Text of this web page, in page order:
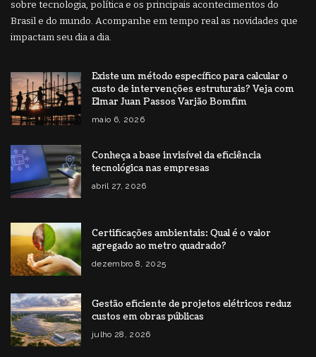
sobre tecnologia, política e os principais acontecimentos do
Brasil e do mundo. Acompanhe em tempo real as novidades que
impactam seu dia a dia.
Existe um método específico para calcular o
custo de intervenções estruturais? Veja com
Elmar Juan Passos Varjão Bomfim
maio 6, 2026
Conheça a base invisível da eficiência
tecnológica nas empresas
abril 27, 2026
Certificações ambientais: Qual é o valor
agregado ao metro quadrado?
dezembro 8, 2025
Gestão eficiente de projetos elétricos reduz
custos em obras públicas
julho 28, 2026